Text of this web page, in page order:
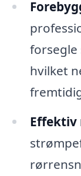
forsegle
hvilket
Effektiv